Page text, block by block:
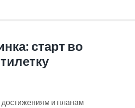
старт во
и планам